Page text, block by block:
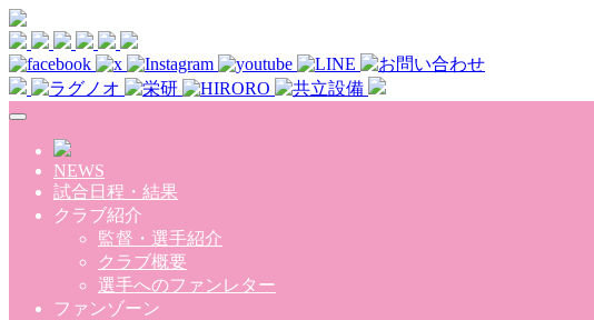
Skip to main content
NEWS
試合日程・結果
クラブ紹介
監督・選手紹介
クラブ概要
選手へのファンレター
ファンゾーン